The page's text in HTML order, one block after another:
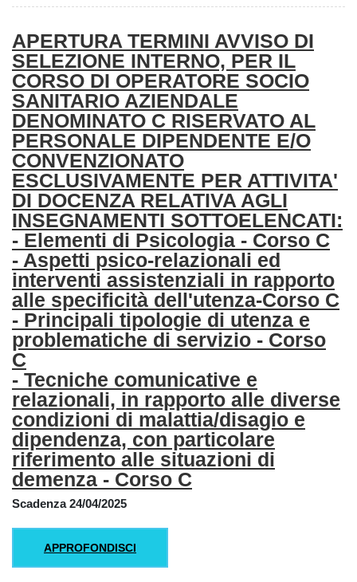
APERTURA TERMINI AVVISO DI
SELEZIONE INTERNO, PER IL
CORSO DI OPERATORE SOCIO
SANITARIO AZIENDALE
DENOMINATO C RISERVATO AL
PERSONALE DIPENDENTE E/O
CONVENZIONATO
ESCLUSIVAMENTE PER ATTIVITA'
DI DOCENZA RELATIVA AGLI
INSEGNAMENTI SOTTOELENCATI:
- Elementi di Psicologia - Corso C
- Aspetti psico-relazionali ed
interventi assistenziali in rapporto
alle specificità dell'utenza-Corso C
- Principali tipologie di utenza e
problematiche di servizio - Corso
C
- Tecniche comunicative e
relazionali, in rapporto alle diverse
condizioni di malattia/disagio e
dipendenza, con particolare
riferimento alle situazioni di
demenza - Corso C
Scadenza 24/04/2025
APPROFONDISCI